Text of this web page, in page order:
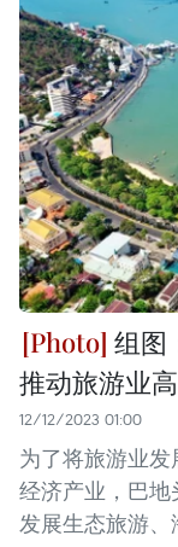
组图
推动旅游业
12/12/2023 01:00
为了将旅游业
经济产业，巴
发展生态旅游、